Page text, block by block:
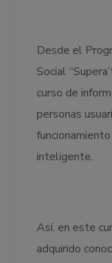
Desde el
Social
curso de
personas
inteligente.
Así, en este
adquirido